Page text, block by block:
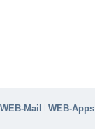
WEB-Mail | WEB-Apps